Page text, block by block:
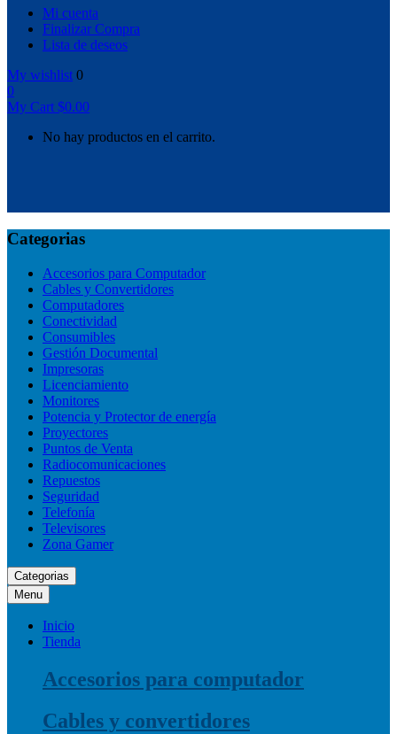
Mi cuenta
Finalizar Compra
Lista de deseos
My wishlist 0
0
My Cart $0.00
No hay productos en el carrito.
Categorias
Accesorios para Computador
Cables y Convertidores
Computadores
Conectividad
Consumibles
Gestión Documental
Impresoras
Licenciamiento
Monitores
Potencia y Protector de energía
Proyectores
Puntos de Venta
Radiocomunicaciones
Repuestos
Seguridad
Telefonía
Televisores
Zona Gamer
Categorias
Menu
Inicio
Tienda
Accesorios para computador
Cables y convertidores